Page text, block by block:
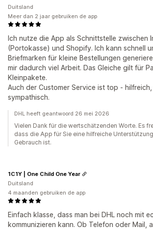
Ich nutze die App als Schnittstelle zwischen
(Portokasse) und Shopify. Ich kann schnell
Briefmarken für kleine Bestellungen
mir dadurch viel Arbeit. Das Gleiche gilt für
Kleinpakete.
Auch der Customer Service ist top -
sympathisch.
Duitsland
Meer dan 2 jaar gebruiken de app
DHL heeft geantwoord 26 mei 2026
Vielen Dank für die wertschätzenden Worte. Es
dass die App für Sie eine hilfreiche
Gebrauch ist.
Einfach klasse, dass man bei DHL noch mit
kommunizieren kann. Ob Telefon oder Mail,
1C1Y | One Child One Year
Duitsland
4 maanden gebruiken de app